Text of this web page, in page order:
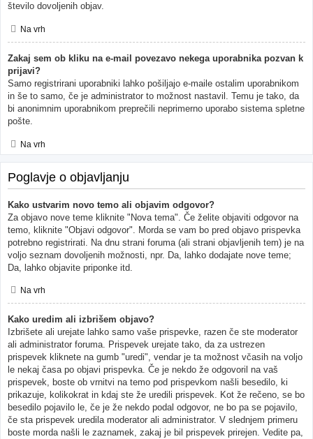
število dovoljenih objav.
Na vrh
Zakaj sem ob kliku na e-mail povezavo nekega uporabnika pozvan k
prijavi?
Samo registrirani uporabniki lahko pošiljajo e-maile ostalim uporabnikom
in še to samo, če je administrator to možnost nastavil. Temu je tako, da
bi anonimnim uporabnikom preprečili neprimerno uporabo sistema spletne
pošte.
Na vrh
Poglavje o objavljanju
Kako ustvarim novo temo ali objavim odgovor?
Za objavo nove teme kliknite "Nova tema". Če želite objaviti odgovor na
temo, kliknite "Objavi odgovor". Morda se vam bo pred objavo prispevka
potrebno registrirati. Na dnu strani foruma (ali strani objavljenih tem) je na
voljo seznam dovoljenih možnosti, npr. Da, lahko dodajate nove teme;
Da, lahko objavite priponke itd.
Na vrh
Kako uredim ali izbrišem objavo?
Izbrišete ali urejate lahko samo vaše prispevke, razen če ste moderator
ali administrator foruma. Prispevek urejate tako, da za ustrezen
prispevek kliknete na gumb "uredi", vendar je ta možnost včasih na voljo
le nekaj časa po objavi prispevka. Če je nekdo že odgovoril na vaš
prispevek, boste ob vrnitvi na temo pod prispevkom našli besedilo, ki
prikazuje, kolikokrat in kdaj ste že uredili prispevek. Kot že rečeno, se bo
besedilo pojavilo le, če je že nekdo podal odgovor, ne bo pa se pojavilo,
če sta prispevek uredila moderator ali administrator. V slednjem primeru
boste morda našli le zaznamek, zakaj je bil prispevek prirejen. Vedite pa,